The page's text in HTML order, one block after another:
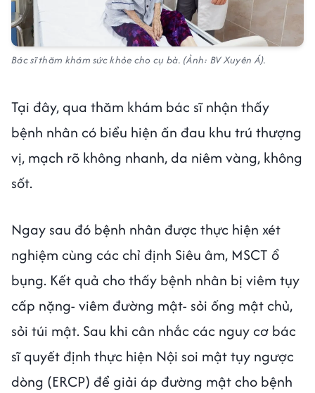
Bác sĩ thăm khám sức khỏe cho cụ bà. (Ảnh: BV Xuyên Á).
Tại đây, qua thăm khám bác sĩ nhận thấy
bệnh nhân có biểu hiện ấn đau khu trú thượng
vị, mạch rõ không nhanh, da niêm vàng, không
sốt.
Ngay sau đó bệnh nhân được thực hiện xét
nghiệm cùng các chỉ định Siêu âm, MSCT ổ
bụng. Kết quả cho thấy bệnh nhân bị viêm tụy
cấp nặng- viêm đường mật- sỏi ống mật chủ,
sỏi túi mật. Sau khi cân nhắc các nguy cơ bác
sĩ quyết định thực hiện Nội soi mật tụy ngược
dòng (ERCP) để giải áp đường mật cho bệnh